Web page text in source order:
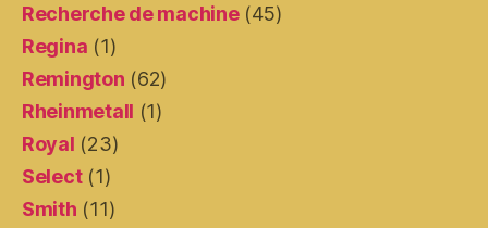
Recherche de machine(45)
Regina (1)
Remington (62)
Rheinmetall (1)
Royal (23)
Select(1)
Smith (11)